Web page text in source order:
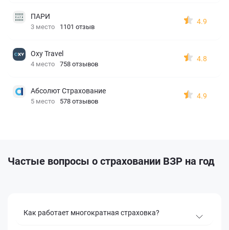
ПАРИ
3 место 1101 отзыв
4.9
Oxy Travel
4 место 758 отзывов
4.8
Абсолют Страхование
5 место 578 отзывов
4.9
Частые вопросы о страховании ВЗР на год
Как работает многократная страховка?